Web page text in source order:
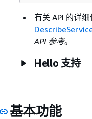
有关 API 的详
API 参考。
Hello 支持
基本功能